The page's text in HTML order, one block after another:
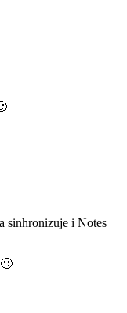
sinhronizuje i Notes